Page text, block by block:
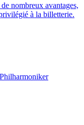
nombreux avantages,
à la billetterie.